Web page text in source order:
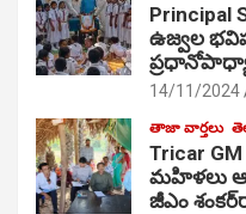
Principal
ఉజ్వల
14/11/2024
తాజా వార్తలు
Tricar
మహిళలు
జీఎం